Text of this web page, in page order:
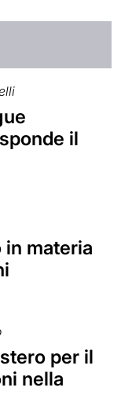
il
materia
per il
nella